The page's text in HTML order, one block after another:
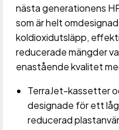
nästa generationens
som är helt
koldioxidutsläpp,
reducerade mängder
enastående kvalitet
TerraJet-kassetter
designade för ett
reducerad